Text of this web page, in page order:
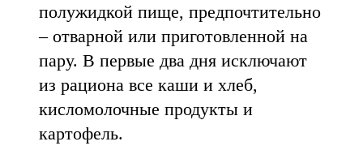
полужидкой пище, предпочтительно
– отварной или приготовленной на
пару. В первые два дня исключают
из рациона все каши и хлеб,
кисломолочные продукты и
картофель.